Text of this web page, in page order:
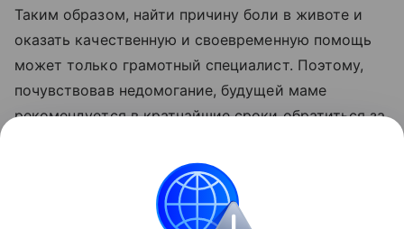
Таким образом, найти причину боли в животе и
оказать качественную и своевременную помощь
может только грамотный специалист. Поэтому,
почувствовав недомогание, будущей маме
рекомендуется в кратчайшие сроки обратиться за
пяти инфекциях, опасных при